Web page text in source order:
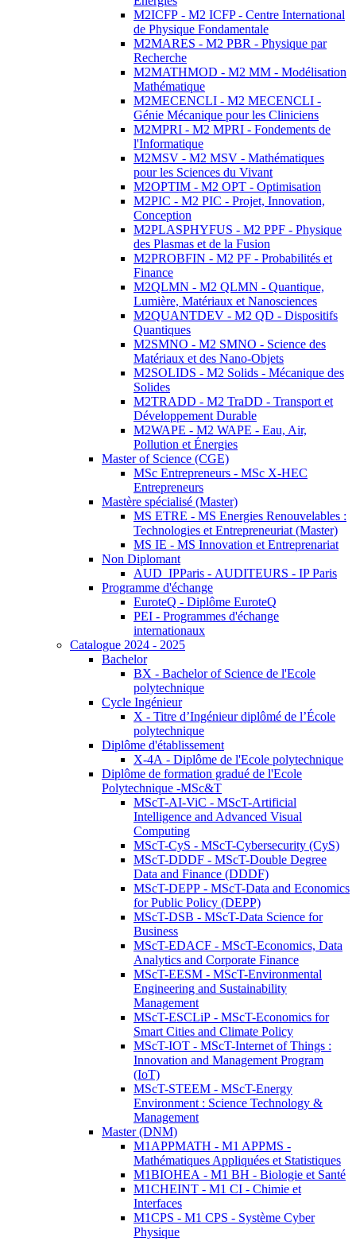
M2ICFP - M2 ICFP - Centre International
de Physique Fondamentale
M2MARES - M2 PBR - Physique par
Recherche
M2MATHMOD - M2 MM - Modélisation
Mathématique
M2MECENCLI - M2 MECENCLI -
Génie Mécanique pour les Cliniciens
M2MPRI - M2 MPRI - Fondements de
l'Informatique
M2MSV - M2 MSV - Mathématiques
pour les Sciences du Vivant
M2OPTIM - M2 OPT - Optimisation
M2PIC - M2 PIC - Projet, Innovation,
Conception
M2PLASPHYFUS - M2 PPF - Physique
des Plasmas et de la Fusion
M2PROBFIN - M2 PF - Probabilités et
Finance
M2QLMN - M2 QLMN - Quantique,
Lumière, Matériaux et Nanosciences
M2QUANTDEV - M2 QD - Dispositifs
Quantiques
M2SMNO - M2 SMNO - Science des
Matériaux et des Nano-Objets
M2SOLIDS - M2 Solids - Mécanique des
Solides
M2TRADD - M2 TraDD - Transport et
Développement Durable
M2WAPE - M2 WAPE - Eau, Air,
Pollution et Énergies
Master of Science (CGE)
MSc Entrepreneurs - MSc X-HEC
Entrepreneurs
Mastère spécialisé (Master)
MS ETRE - MS Energies Renouvelables :
Technologies et Entrepreneuriat (Master)
MS IE - MS Innovation et Entreprenariat
Non Diplomant
AUD_IPParis - AUDITEURS - IP Paris
Programme d'échange
EuroteQ - Diplôme EuroteQ
PEI - Programmes d'échange
internationaux
Catalogue 2024 - 2025
Bachelor
BX - Bachelor of Science de l'Ecole
polytechnique
Cycle Ingénieur
X - Titre d’Ingénieur diplômé de l’École
polytechnique
Diplôme d'établissement
X-4A - Diplôme de l'Ecole polytechnique
Diplôme de formation gradué de l'Ecole
Polytechnique -MSc&T
MScT-AI-ViC - MScT-Artificial
Intelligence and Advanced Visual
Computing
MScT-CyS - MScT-Cybersecurity (CyS)
MScT-DDDF - MScT-Double Degree
Data and Finance (DDDF)
MScT-DEPP - MScT-Data and Economics
for Public Policy (DEPP)
MScT-DSB - MScT-Data Science for
Business
MScT-EDACF - MScT-Economics, Data
Analytics and Corporate Finance
MScT-EESM - MScT-Environmental
Engineering and Sustainability
Management
MScT-ESCLiP - MScT-Economics for
Smart Cities and Climate Policy
MScT-IOT - MScT-Internet of Things :
Innovation and Management Program
(IoT)
MScT-STEEM - MScT-Energy
Environment : Science Technology &
Management
Master (DNM)
M1APPMATH - M1 APPMS -
Mathématiques Appliquées et Statistiques
M1BIOHEA - M1 BH - Biologie et Santé
M1CHEINT - M1 CI - Chimie et
Interfaces
M1CPS - M1 CPS - Système Cyber
Physique